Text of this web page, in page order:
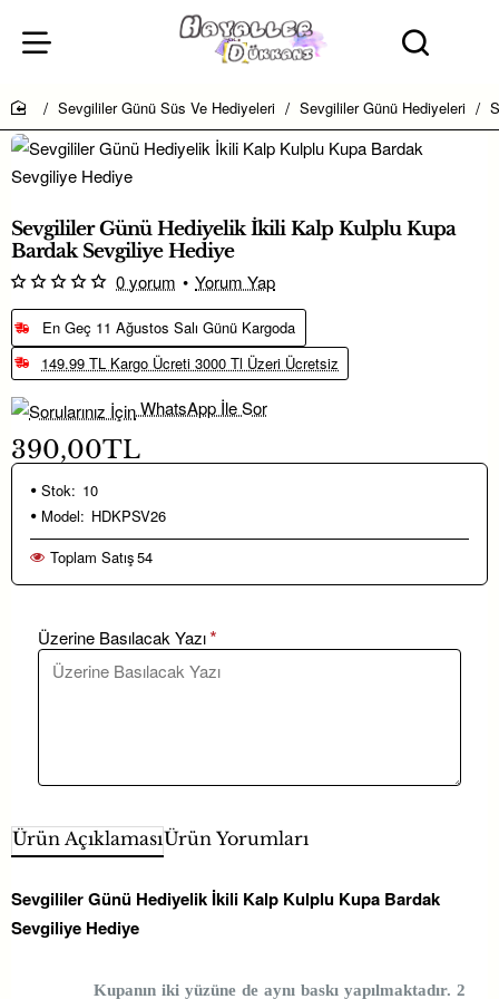
home
Sevgililer Günü Süs Ve Hediyeleri Sevgililer Günü Hediyeleri
Sevgililer Günü Hediyelik İkili Kalp Kulplu Kupa
Bardak Sevgiliye Hediye
En Geç 11 Ağustos Salı Günü Kargoda
149.99 TL Kargo Ücreti 3000 Tl Üzeri Ücretsiz
WhatsApp İle Sor
0 yorum • Yorum Yap
390,00TL
Stok: 10
Model: HDKPSV26
Toplam Satış54
Üzerine Basılacak Yazı
Ürün AçıklamasıÜrün Yorumları
Sevgililer Günü Hediyelik İkili Kalp Kulplu Kupa Bardak
Sevgiliye Hediye
Kupanın iki yüzüne de aynı baskı yapılmaktadır. 2